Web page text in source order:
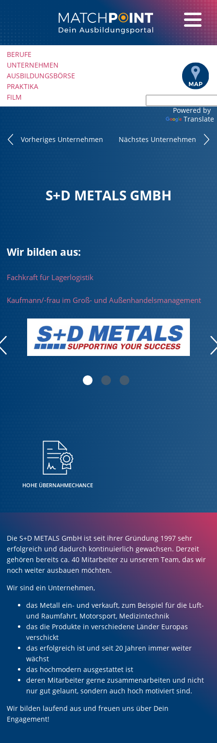
überspringen
BERUFE
UNTERNEHMEN
AUSBILDUNGSBÖRSE
PRAKTIKA
FILM
Powered by
Translate
Vorheriges Unternehmen Nächstes Unternehmen
S+D METALS GMBH
Wir bilden aus:
Fachkraft für Lagerlogistik
Kaufmann/-frau im Groß- und Außenhandelsmanagement
HOHE ÜBERNAHMECHANCE
Die S+D METALS GmbH ist seit ihrer Gründung 1997 sehr
erfolgreich und dadurch kontinuierlich gewachsen. Derzeit
gehören bereits ca. 40 Mitarbeiter zu unserem Team, das wir
noch weiter ausbauen möchten.
Wir sind ein Unternehmen,
das Metall ein- und verkauft, zum Beispiel für die Luft-
und Raumfahrt, Motorsport, Medizintechnik
das die Produkte in verschiedene Länder Europas
verschickt
das erfolgreich ist und seit 20 Jahren immer weiter
wächst
das hochmodern ausgestattet ist
deren Mitarbeiter gerne zusammenarbeiten und nicht
nur gut gelaunt, sondern auch hoch motiviert sind.
Wir bilden laufend aus und freuen uns über Dein
Engagement!